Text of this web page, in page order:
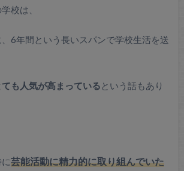
校は、
6年間という長いスパンで学校生活を送
も人気が高まっているという話もあり
芸能活動に精力的に取り組んでいた